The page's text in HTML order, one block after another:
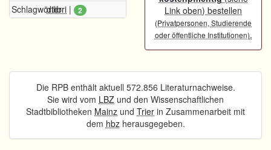
Schlagwörter
dilibri | 2
Link oben) bestellen
(Privatpersonen, Studierende
oder öffentliche Institutionen).
Die RPB enthält aktuell 572.856 Literaturnachweise.
Sie wird vom LBZ und den Wissenschaftlichen
Stadtbibliotheken Mainz und Trier in Zusammenarbeit mit
dem hbzherausgegeben.